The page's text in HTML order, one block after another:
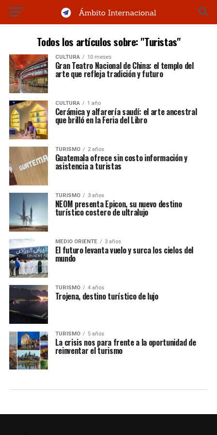
Todos los artículos sobre: "Turistas"
CULTURA 10 meses
Gran Teatro Nacional de China: el templo del
arte que refleja tradición y futuro
CULTURA 1 año
Cerámica y alfarería saudí: el arte ancestral
que brilló en la Feria del Libro
TURISMO 2 años
Guatemala ofrece sin costo información y
asistencia a turistas
TURISMO 3 años
NEOM presenta Epicon, su nuevo destino
turístico costero de ultralujo
MEDIO ORIENTE 3 años
El futuro levanta vuelo y surca los cielos del
mundo
TURISMO 4 años
Trojena, destino turístico de lujo
TURISMO 5 años
La crisis nos para frente a la oportunidad de
reinventar el turismo